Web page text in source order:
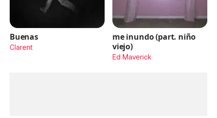
Buenas
Clarent
me inundo (part. niño
viejo)
Ed Maverick